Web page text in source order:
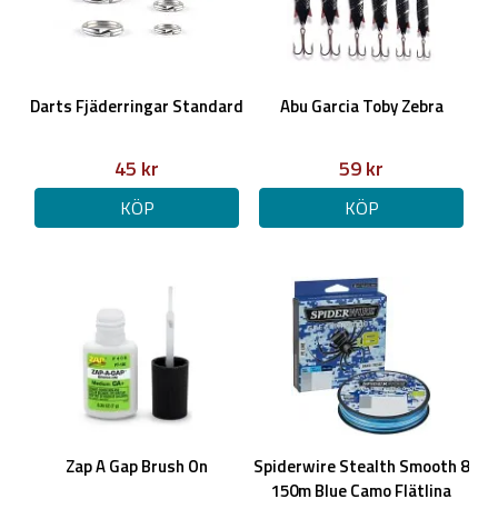
Darts Fjäderringar Standard
45 kr
KÖP
Abu Garcia Toby Zebra
59 kr
KÖP
Zap A Gap Brush On
Spiderwire Stealth Smooth 8
150m Blue Camo Flätlina